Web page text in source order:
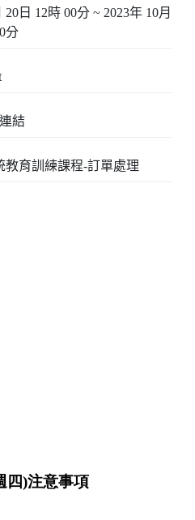
20日 12時 00分 ~ 2023年 10月
分
結
教育訓練課程-訂單處理